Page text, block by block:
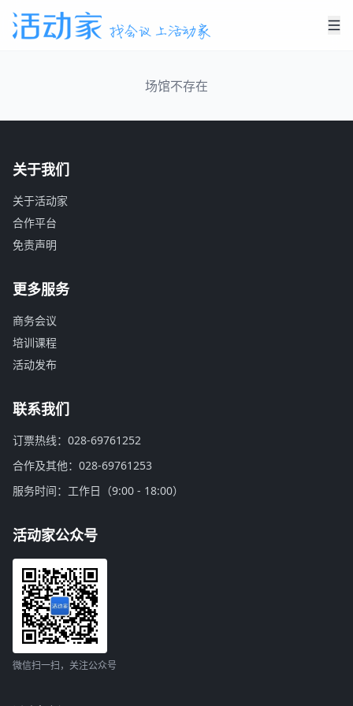
场馆不存在
关于我们
关于活动家
合作平台
免责声明
更多服务
商务会议
培训课程
活动发布
联系我们
订票热线：028-69761252
合作及其他：028-69761253
服务时间：工作日（9:00 - 18:00）
活动家公众号
微信扫一扫，关注公众号